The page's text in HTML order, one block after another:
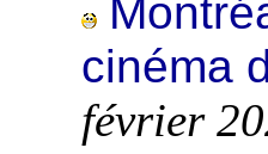
cinéma
février